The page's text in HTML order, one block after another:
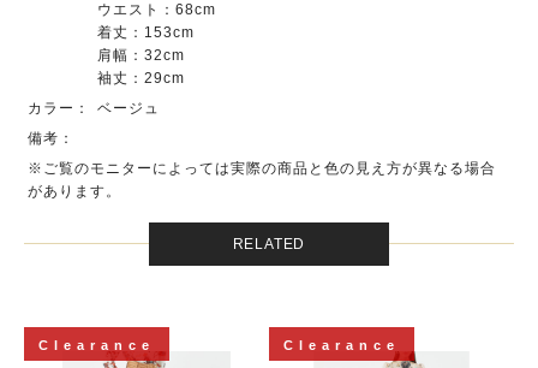
ウエスト：68cm
着丈：153cm
肩幅：32cm
袖丈：29cm
カラー：
ベージュ
備考：
※ご覧のモニターによっては実際の商品と色の見え方が異なる場合
があります。
RELATED
Clearance Clearance